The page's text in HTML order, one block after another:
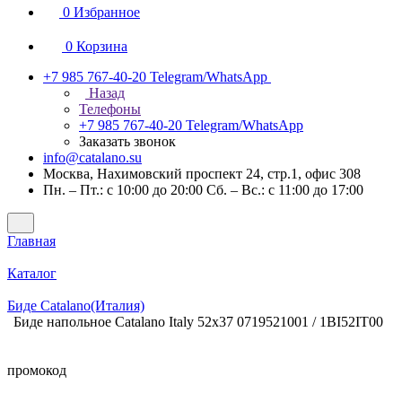
0 Избранное
0 Корзина
+7 985 767-40-20 Telegram/WhatsApp
Назад
Телефоны
+7 985 767-40-20 Telegram/WhatsApp
Заказать звонок
info@catalano.su
Москва, Нахимовский проспект 24, стр.1, офис 308
Пн. – Пт.: с 10:00 до 20:00 Сб. – Вс.: с 11:00 до 17:00
Главная
Каталог
Биде Catalano(Италия)
Биде напольное Catalano Italy 52x37 0719521001 / 1BI52IT00
промокод